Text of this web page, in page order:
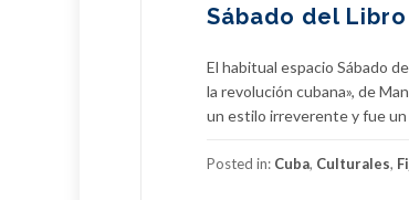
Sábado del Libro
El habitual espacio Sábado
la revolución cubana», de
un estilo irreverente y fue
Posted in: Cuba, Culturales,